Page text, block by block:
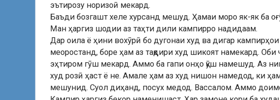
эътирозу норизоӣ мекард.
Баъди бозгашт хеле хурсанд мешуд. Ҳамаи моро як-як ба
Ман ҳаргиз шодии аз таҳти дили кампирро надидаам.
Дар оила ё ҳини вохӯрӣ бо дугонаи худ ва дигар
меоростанд, боре ҳам аз тақдири худ шикоят намекард.
эҳтиром гӯш мекард. Аммо ба гапи онҳо қӯш намешуд. Аз
худ розӣ ҳаст ё не. Амале ҳам аз худ нишон намедод, ки
мешунид. Суол диҳанд, посух медод. Вассалом. Аммо